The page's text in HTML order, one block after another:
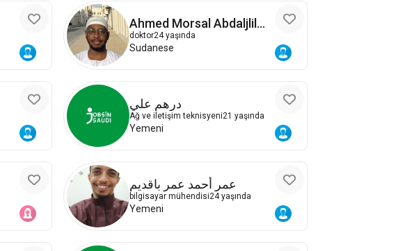
Ahmed Morsal Abdaljlil
Morsal
doktor24 yaşında
Sudanese
درهم علي
Ağ ve iletişim teknisyeni21 yaşında
Yemeni
عمر أحمد عمر باقديم
bilgisayar mühendisi24 yaşında
Yemeni